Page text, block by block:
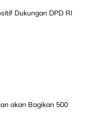
Dukungan DPD RI
akan Bagikan 500